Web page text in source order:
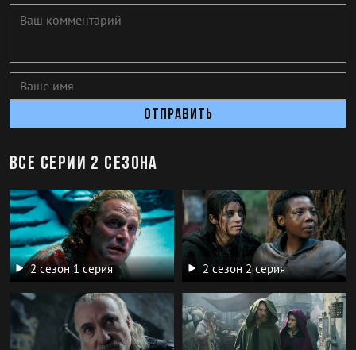
Отправить
Все серии 2 сезона
2 сезон 1 серия 2 сезон 2 серия